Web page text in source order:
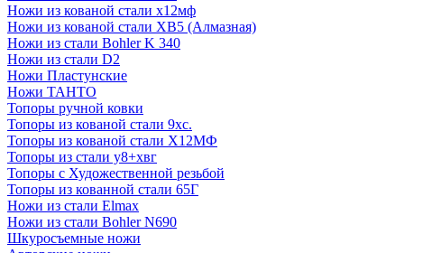
Ножи из кованой стали х12мф
Ножи из кованой стали ХВ5 (Алмазная)
Ножи из стали Bohler K 340
Ножи из стали D2
Ножи Пластунские
Ножи ТАНТО
Топоры ручной ковки
Топоры из кованой стали 9хс.
Топоры из кованой стали Х12МФ
Топоры из стали у8+хвг
Топоры с Художественной резьбой
Топоры из кованной стали 65Г
Ножи из стали Elmax
Ножи из стали Bohler N690
Шкуросъемные ножи